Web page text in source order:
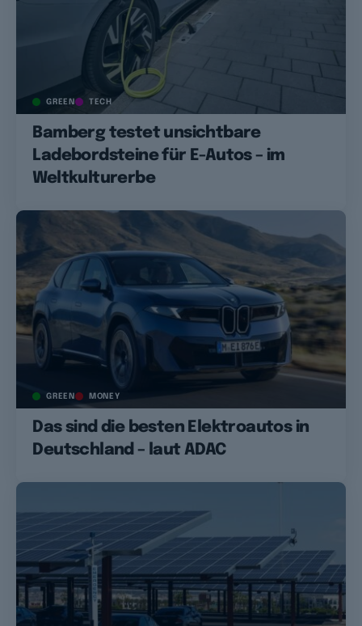
GREEN TECH
Bamberg testet unsichtbare
Ladebordsteine für E-Autos – im
Weltkulturerbe
GREEN MONEY
Das sind die besten Elektroautos in
Deutschland – laut ADAC